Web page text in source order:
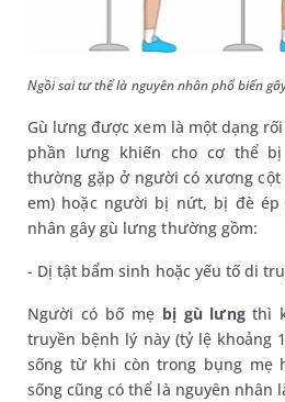
Ngồi sai tư thế là nguyên nhân phổ biến
Gù lưng được xem là một dạng
phần lưng khiến cho cơ thể
thường gặp ở người có xương cột
em) hoặc người bị nứt, bị đè ép
nhân gây gù lưng thường gồm:
- Dị tật bẩm sinh hoặc yếu tố di
Người có bố mẹbị gù lưngthì
truyền bệnh lý này (tỷ lệ khoảng
sống từ khi còn trong bụng mẹ
sống cũng có thể là nguyên nhân